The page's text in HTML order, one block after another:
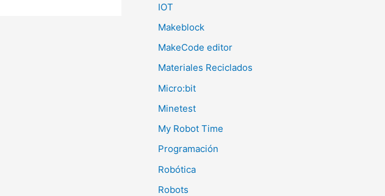
IOT
Makeblock
MakeCode editor
Materiales Reciclados
Micro:bit
Minetest
My Robot Time
Programación
Robótica
Robots